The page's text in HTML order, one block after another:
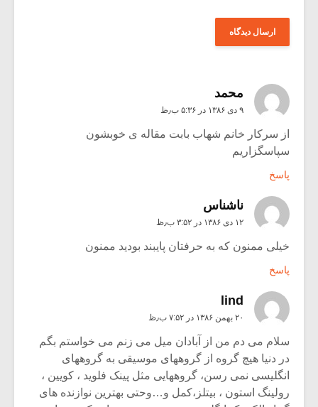
محمد
۹ دی ۱۳۸۶ در ۵:۳۶ ب٫ظ
از سرکار خانم شهاب بابت مقاله ی خوبشون
سپاسگزاریم
پاسخ
ناشناس
۱۲ دی ۱۳۸۶ در ۳:۵۲ ب٫ظ
خیلی ممنون که به حرفتان پایبند بودید ممنون
پاسخ
lind
۲۰ بهمن ۱۳۸۶ در ۷:۵۲ ب٫ظ
سلام می دم من از آبادان میل می زنم می خواستم بگم
در دنیا هیچ گروه از گروههای موسیقی به گروههای
انگلیسی نمی رسن، گروههایی مثل پینک فلوید ، کویین ،
رولینگ استون ، بیتلز،کمل و…وحتی بهترین نوازنده های